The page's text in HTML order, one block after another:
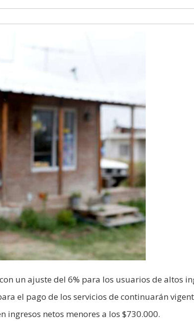
un ajuste del 6% para los usuarios de altos
el pago de los servicios de continuarán
netos menores a los $730.000.